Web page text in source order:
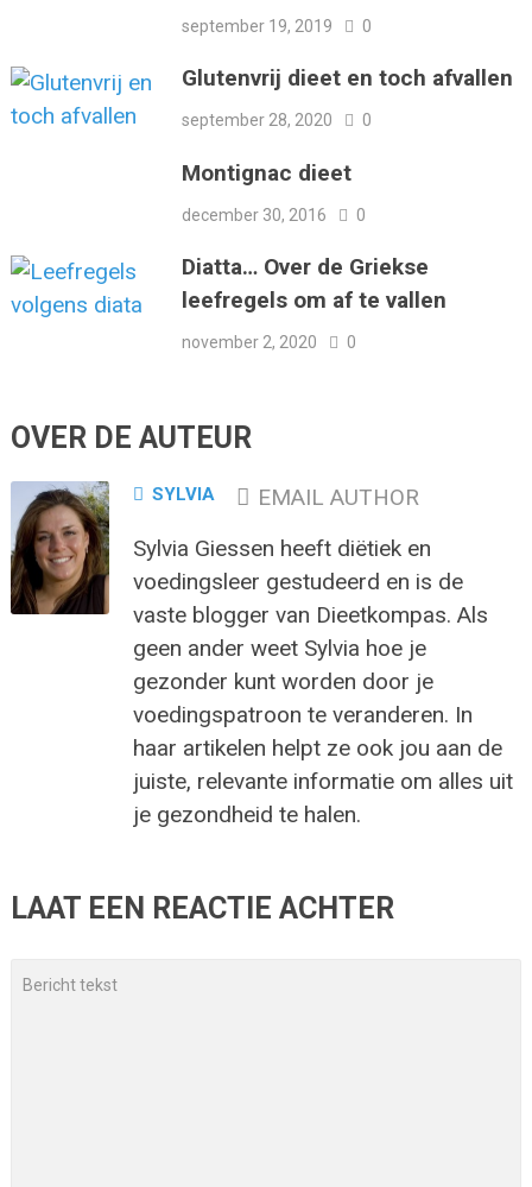
september 19, 2019 0
Glutenvrij dieet en toch afvallen
september 28, 2020 0
Montignac dieet
december 30, 2016 0
Diatta… Over de Griekse
leefregels om af te vallen
november 2, 2020 0
OVER DE AUTEUR
SYLVIA
EMAIL AUTHOR
Sylvia Giessen heeft diëtiek en
voedingsleer gestudeerd en is de
vaste blogger van Dieetkompas. Als
geen ander weet Sylvia hoe je
gezonder kunt worden door je
voedingspatroon te veranderen. In
haar artikelen helpt ze ook jou aan de
juiste, relevante informatie om alles uit
je gezondheid te halen.
LAAT EEN REACTIE ACHTER